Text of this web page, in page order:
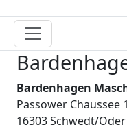
Bardenhagen
Passower Chaussee
16303 Schwedt/Oder